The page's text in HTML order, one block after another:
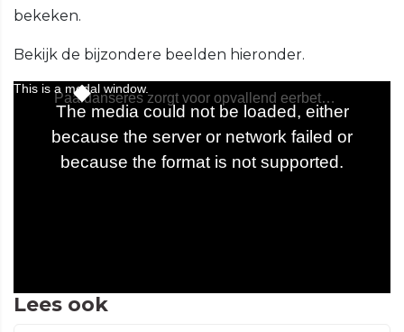
bekeken.
Bekijk de bijzondere beelden hieronder.
Lees ook